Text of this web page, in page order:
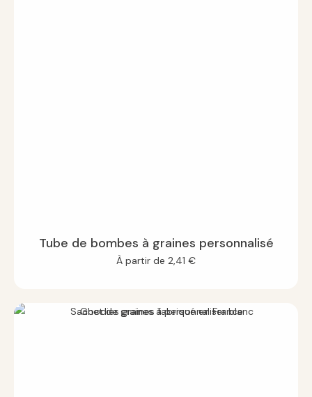
Tube de bombes à graines personnalisé
À partir de 2,41 €